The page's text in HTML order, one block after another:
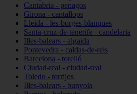
Cantabria - penagos
Girona - cantallops
Lleida - les-borges-blanques
Santa-cruz-de-tenerife - candelaria
Illes-balears - algaida
Pontevedra - caldas-de-reis
Barcelona - torelló
Ciudad-real - ciudad-real
Toledo - torrijos
Illes-balears - bunyola